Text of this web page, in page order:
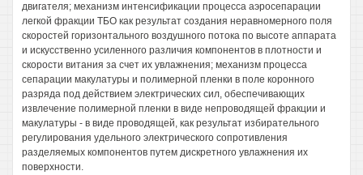
двигателя; механизм интенсификации процесса аэросепарации
легкой фракции ТБО как результат создания неравномерного поля
скоростей горизонтального воздушного потока по высоте аппарата
и искусственно усиленного различия компонентов в плотности и
скорости витания за счет их увлажнения; механизм процесса
сепарации макулатуры и полимерной пленки в поле коронного
разряда под действием электрических сил, обеспечивающих
извлечение полимерной пленки в виде непроводящей фракции и
макулатуры - в виде проводящей, как результат избирательного
регулирования удельного электрического сопротивления
разделяемых компонентов путем дискретного увлажнения их
поверхности.